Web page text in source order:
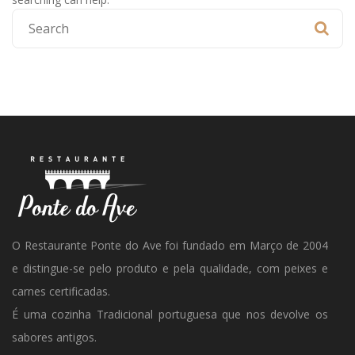
O Restaurante Ponte do Ave foi fundado em Março de 2004
e distingue-se pelo produto e pela qualidade, com peixes e
carnes certificadas.
É uma cozinha Tradicional portuguesa que nos devolve os
sabores antigos.